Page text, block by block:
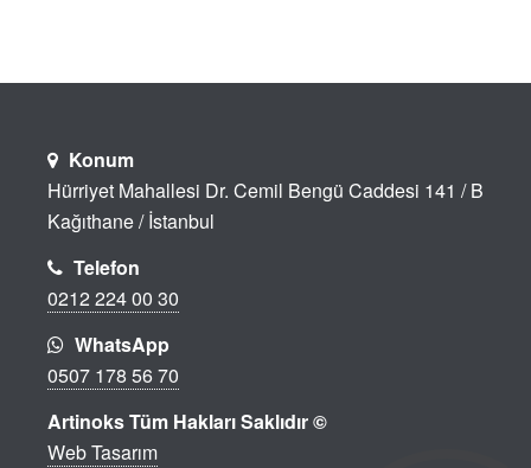
Konum
Hürriyet Mahallesi Dr. Cemil Bengü Caddesi 141 / B
Kağıthane / İstanbul
Telefon
0212 224 00 30
WhatsApp
0507 178 56 70
Artinoks Tüm Hakları Saklıdır ©
Web Tasarım